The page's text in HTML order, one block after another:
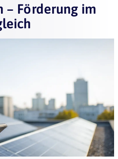
– Förderung im